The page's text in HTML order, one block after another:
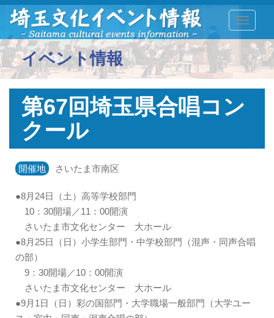
イベント情報
第67回埼玉県合唱コン
クール
開催地 さいたま市南区
●8月24日（土）高等学校部門
10：30開場／11：00開演
さいたま市文化センター 大ホール
●8月25日（日）小学生部門・中学校部門（混声・同声合唱
の部）
9：30開場／10：00開演
さいたま市文化センター 大ホール
●9月1日（日）彩の国部門・大学職場一般部門（大学ユー